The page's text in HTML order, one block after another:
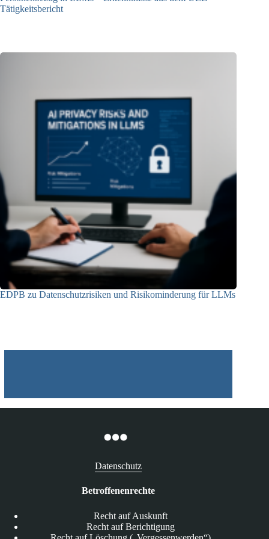
Tätigkeitsbericht
EDPB zu Datenschutzrisiken und Risikominderung für LLMs
Datenschutz
Betroffenenrechte
Recht auf Auskunft
Recht auf Berichtigung